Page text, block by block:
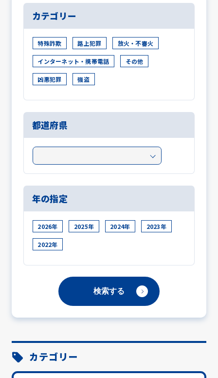
カテゴリー
特殊詐欺 路上犯罪 放火・不審火
インターネット・携帯電話 その他
凶悪犯罪 強盗
都道府県
年の指定
2026年 2025年 2024年 2023年
2022年
カテゴリー